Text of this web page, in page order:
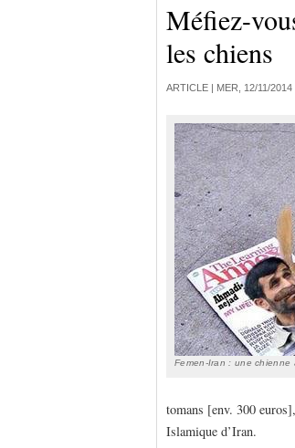
Méfiez-
les chiens
ARTICLE | MER, 12/11/
Femen-Iran : une chienne
tomans [env. 300
Islamique d’Iran.